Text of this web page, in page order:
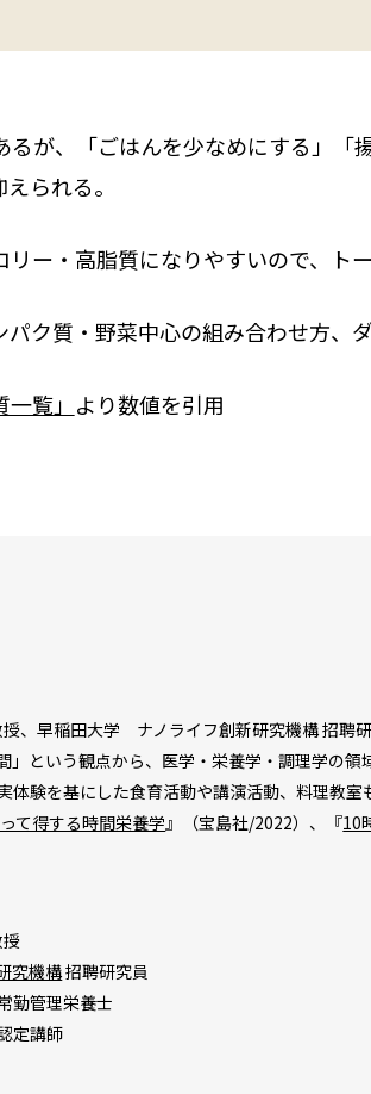
が、「ごはんを少なめにする」
られる。
ー・高脂質になりやすいので、ト
ク質・野菜中心の組み合わせ方、
覧」 より数値を引用
、早稲田大学 ナノライフ創新研究機構 招聘
」という観点から、医学・栄養学・調理学の
体験を基にした食育活動や講演活動、料理教室
て得する時間栄養学』（宝島社/2022）、『10
究機構招聘研究員
勤管理栄養士
定講師